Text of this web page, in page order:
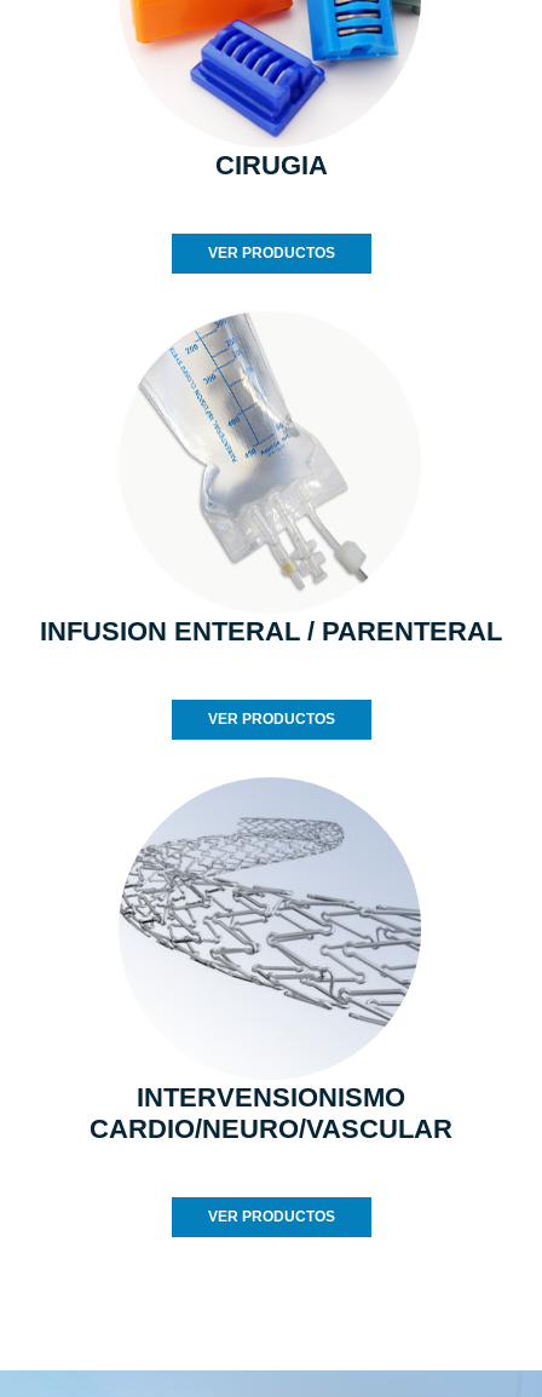
CIRUGIA
VER PRODUCTOS
INFUSION ENTERAL / PARENTERAL
VER PRODUCTOS
INTERVENSIONISMO
CARDIO/NEURO/VASCULAR
VER PRODUCTOS